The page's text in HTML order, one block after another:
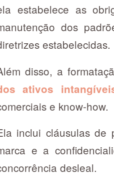
estabelece as
dos
estabelecidas.
disso, a
ativos
e know-how.
inclui cláusulas de
e a
desleal.